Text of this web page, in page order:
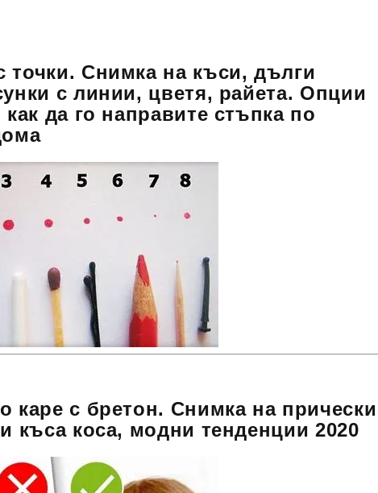
точки. Снимка на къси, дълги
с линии, цветя, райета. Опции
как да го направите стъпка по
каре с бретон. Снимка на прически
къса коса, модни тенденции 2020